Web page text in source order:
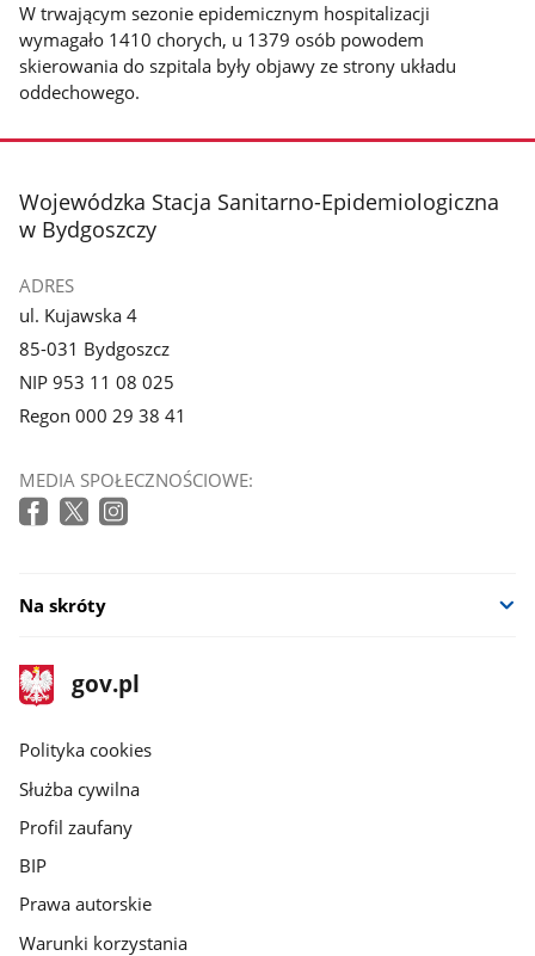
W trwającym sezonie epidemicznym hospitalizacji
wymagało 1410 chorych, u 1379 osób powodem
skierowania do szpitala były objawy ze strony układu
oddechowego.
stopka
Wojewódzka Stacja Sanitarno-Epidemiologiczna
w Bydgoszczy
ADRES
ul. Kujawska 4
85-031 Bydgoszcz
NIP 953 11 08 025
Regon 000 29 38 41
MEDIA SPOŁECZNOŚCIOWE:
Na skróty
stopka
gov.pl
Strona
gov.pl
gov.pl
Polityka cookies
Służba cywilna
Profil zaufany
BIP
Prawa autorskie
Warunki korzystania